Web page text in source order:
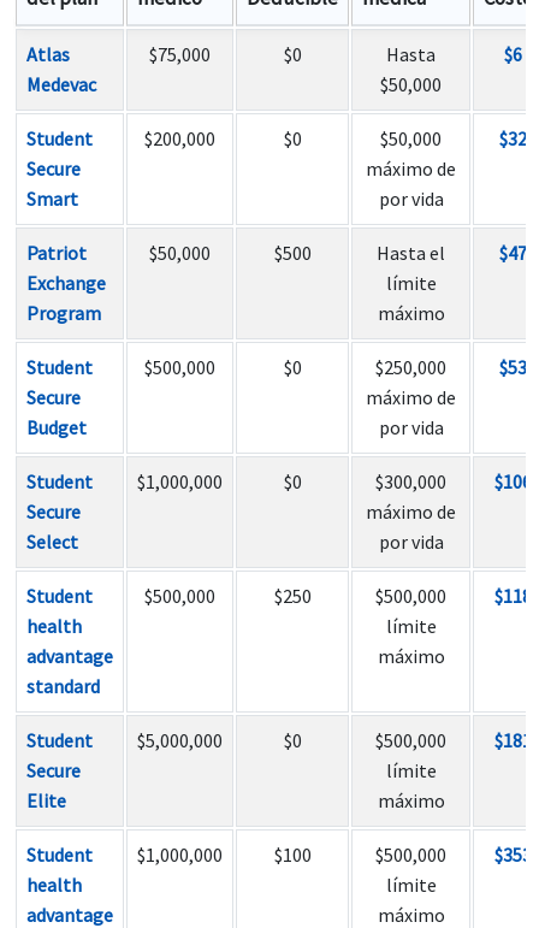
Atlas
Medevac
$75,000 $0
Hasta
$50,000
$6
Student
Secure
Smart
$200,000 $0
$50,000
máximo de
por vida
$32
Patriot
Exchange
Program
$50,000 $500
Hasta el
límite
máximo
$47
Student
Secure
Budget
$500,000 $0
$250,000
máximo de
por vida
$53
Student
Secure
Select
$1,000,000 $0
$300,000
máximo de
por vida
$106
Student
health
advantage
standard
$500,000 $250
$500,000
límite
máximo
$118
Student
Secure
Elite
$5,000,000 $0
$500,000
límite
máximo
$181
Student
health
advantage
$1,000,000 $100
$500,000
límite
máximo
$353